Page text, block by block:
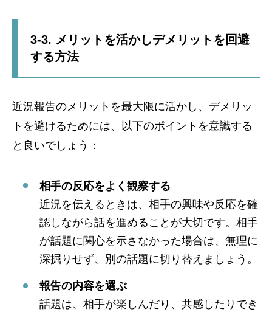
3-3. メリットを活かしデメリットを回避
する方法
近況報告のメリットを最大限に活かし、デメリッ
トを避けるためには、以下のポイントを意識する
と良いでしょう：
相手の反応をよく観察する
近況を伝えるときは、相手の興味や反応を確
認しながら話を進めることが大切です。相手
が話題に関心を示さなかった場合は、無理に
深掘りせず、別の話題に切り替えましょう。
報告の内容を選ぶ
話題は、相手が楽しんだり、共感したりでき